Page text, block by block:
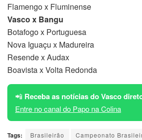
Flamengo x Fluminense
Vasco x Bangu
Botafogo x Portuguesa
Nova Iguaçu x Madureira
Resende x Audax
Boavista x Volta Redonda
📲 Receba as notícias do Vasco
Entre no canal do Papo na Colina
Tags: Brasileirão Campeonato